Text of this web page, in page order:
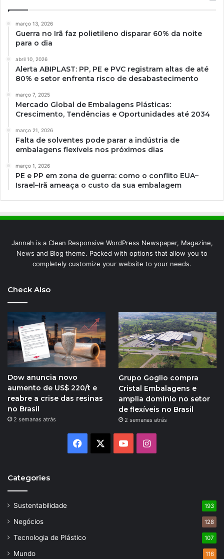
março 13, 2026
Guerra no Irã faz polietileno disparar 60% da noite
para o dia
abril 10, 2026
Alerta ABIPLAST: PP, PE e PVC registram altas de até
80% e setor enfrenta risco de desabastecimento
março 7, 2025
Mercado Global de Embalagens Plásticas:
Crescimento, Tendências e Oportunidades até 2034
março 21, 2026
Falta de solventes pode parar a indústria de
embalagens flexíveis nos próximos dias
março 1, 2026
PE e PP em zona de guerra: como o conflito EUA–
Israel–Irã ameaça o custo da sua embalagem
Jannah is a Clean Responsive WordPress Newspaper, Magazine,
News and Blog theme. Packed with options that allow you to
completely customize your website to your needs.
Check Also
Dow anuncia novo
aumento de US$ 220/t e
reabre a crise das resinas
no Brasil
2 semanas atrás
Grupo Goglio compra
Cristal Embalagens e
amplia domínio no setor
de flexíveis no Brasil
2 semanas atrás
Facebook YouTubeInstagram
Categories
Sustentabilidade 193
Negócios 128
Tecnologia de Plástico 107
Mundo 116